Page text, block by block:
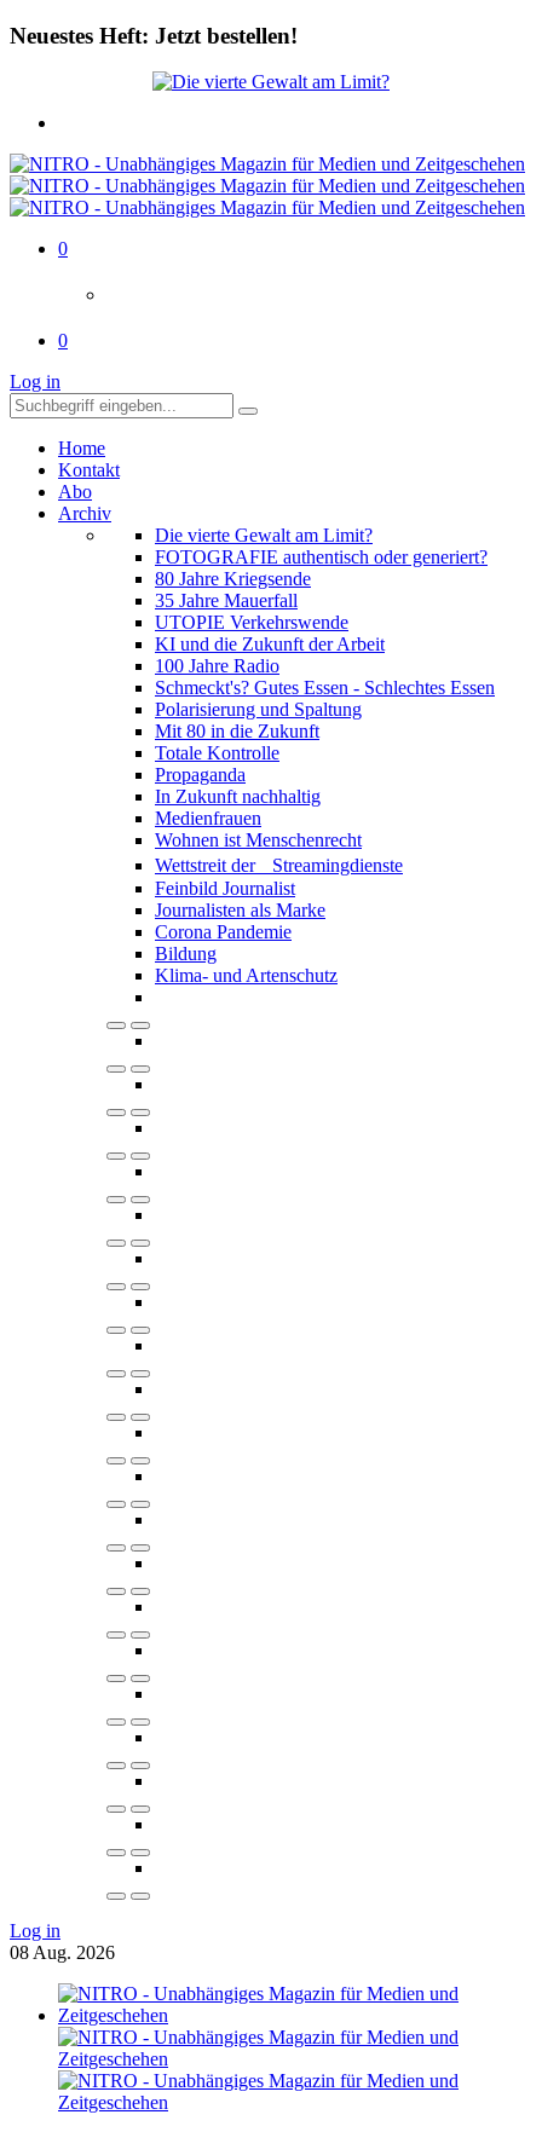
Neuestes Heft: Jetzt bestellen!
0
0
Log in
Home
Kontakt
Abo
Archiv
Die vierte Gewalt am Limit?
FOTOGRAFIE authentisch oder generiert?
80 Jahre Kriegsende
35 Jahre Mauerfall
UTOPIE Verkehrswende
KI und die Zukunft der Arbeit
100 Jahre Radio
Schmeckt's? Gutes Essen - Schlechtes Essen
Polarisierung und Spaltung
Mit 80 in die Zukunft
Totale Kontrolle
Propaganda
In Zukunft nachhaltig
Medienfrauen
Wohnen ist Menschenrecht
Wettstreit der Streamingdienste
Feinbild Journalist
Journalisten als Marke
Corona Pandemie
Bildung
Klima- und Artenschutz
Log in
08 Aug. 2026